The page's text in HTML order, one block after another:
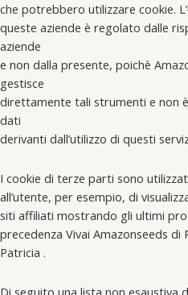
che potrebbero utilizzare cookie.
queste aziende è regolato dalle
aziende
e non dalla presente, poichè
gestisce
direttamente tali strumenti e non
dati
derivanti dall’utilizzo di questi
I cookie di terze parti sono
all’utente, per esempio, di
siti affiliati mostrando gli ultimi
precedenza Vivai Amazonseeds di
Patricia .
Di seguito una lista non esaustiva